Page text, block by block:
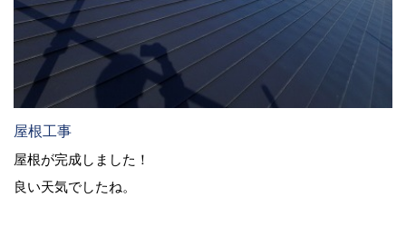
屋根工事
屋根が完成しました！
良い天気でしたね。